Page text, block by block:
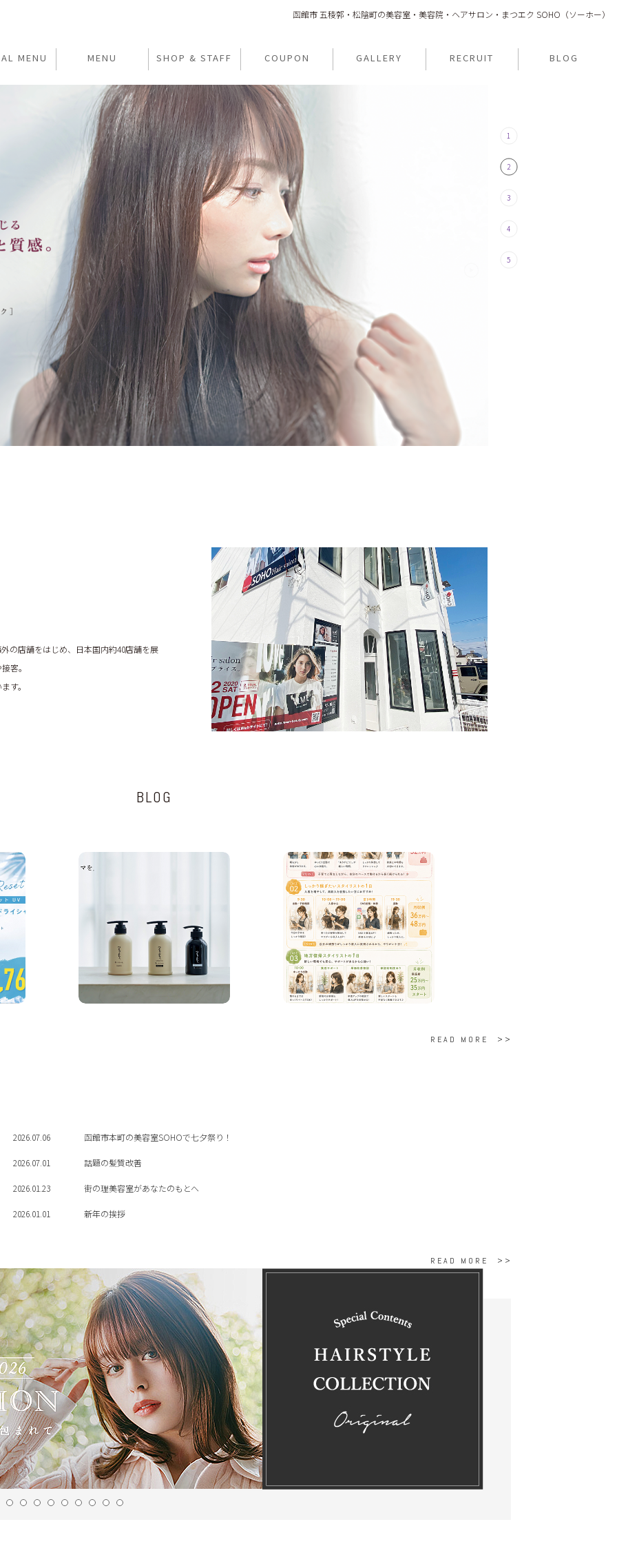
函館市 五稜郭・松陰町の美容室・美容院・ヘアサロン・まつエク SOHO（ソーホー）
MENU MENU SHOP & STAFF COUPON GALLERY RECRUIT BLOG
の店舗をはじめ、日本国内約40店舗を展
客。
す。
BLOG
READ MORE
2026.07.06 函館市本町の美容室SOHOで七夕祭り！
2026.07.01 話題の髪質改善
2026.01.23 街の理美容室があなたのもとへ
2026.01.01 新年の挨拶
READ MORE